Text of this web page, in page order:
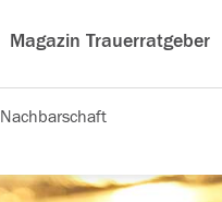
Magazin Trauerratgeber
Nachbarschaft